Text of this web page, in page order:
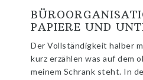
PAPIERE UND
Der Vollständigkeit halber
kurz erzählen was auf dem
meinem Schrank steht. In